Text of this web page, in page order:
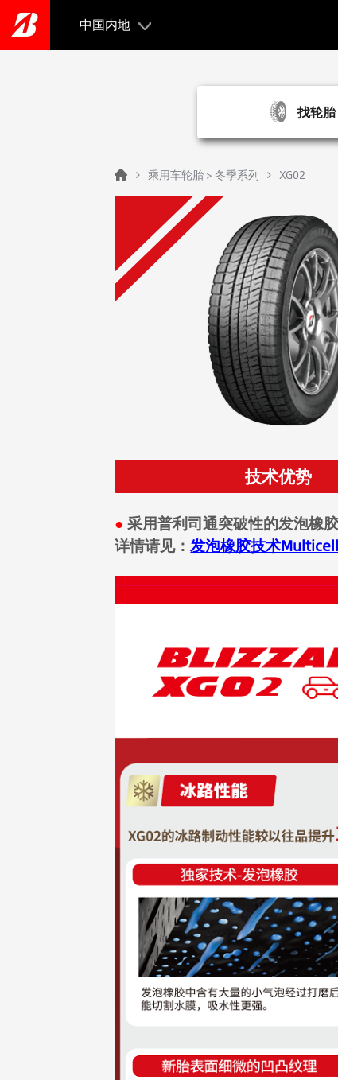
main
中国内地
找轮胎
Home 乘用车轮胎 > 冬季系列 XG02
技术优势
●采用普利司通突破性的发泡橡
详情请见：发泡橡胶技术